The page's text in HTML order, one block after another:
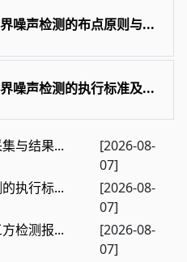
噪声检测的布点原则与...
噪声检测的执行标准及...
与结果...
[2026-08-
07]
执行标...
[2026-08-
07]
检测报...
[2026-08-
07]